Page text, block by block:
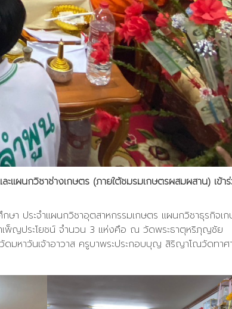
ผนกวิชาช่างเกษตร (ภายใต้ชมรมเกษตรผสมผสาน) เข้า
า ประจำแผนกวิชาอุตสาหกรรมเกษตร แผนกวิชาธุรกิจเ
ำเพ็ญประโยชน์ จำนวน 3 แห่งคือ ณ วัดพระธาตุหริภุญชัย
มหาวันเจ้าอาวาส ครูบาพระประกอบบุญ สิริญาโณวัดทาศ